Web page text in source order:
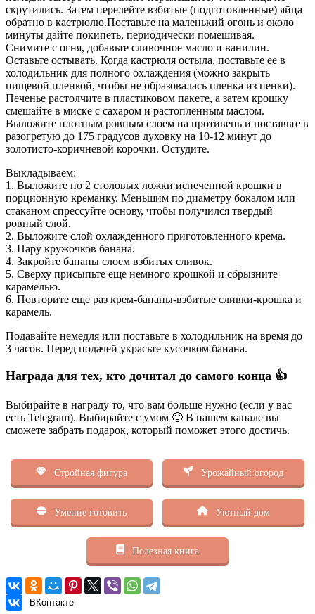
скрутились. Затем перелейте взбитые (подготовленные) яйца
обратно в кастрюлю.Поставьте на маленький огонь и около
минуты дайте покипеть, периодически помешивая.
Снимите с огня, добавьте сливочное масло и ванилин.
Оставьте остывать. Когда кастрюля остыла, поставьте ее в
холодильник для полного охлаждения (можно закрыть
пищевой пленкой, чтобы не образовалась пленка из пенки).
Печенье растолчите в пластиковом пакете, а затем крошку
смешайте в миске с сахаром и растопленным маслом.
Выложите плотным ровным слоем на противень и поставьте в
разогретую до 175 градусов духовку на 10-12 минут до
золотисто-коричневой корочки. Остудите.
Выкладываем:
1. Выложите по 2 столовых ложки испеченной крошки в
порционную креманку. Меньшим по диаметру бокалом или
стаканом спрессуйте основу, чтобы получился твердый
ровный слой.
2. Выложите слой охлажденного приготовленного крема.
3. Пару кружочков банана.
4. Закройте бананы слоем взбитых сливок.
5. Сверху присыпьте еще немного крошкой и сбрызните
карамелью.
6. Повторите еще раз крем-бананы-взбитые сливки-крошка и
карамель.
Подавайте немедля или поставьте в холодильник на время до
3 часов. Перед подачей украсьте кусочком банана.
Награда для тех, кто дочитал до самого конца 👍
Выбирайте в награду то, что вам больше нужно (если у вас
есть Telegram). Выбирайте с умом 🙂 В нашем канале вы
сможете забрать подарок, который поможет этого достичь.
Стройная фигура Урожайный огород
Умение готовить Уютный дом
Полезная книга
ВКонтакте